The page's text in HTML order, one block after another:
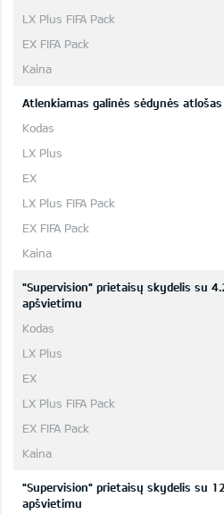
Atlenkiamas galinės sėdynės
"Supervision" prietaisų skydelis su
apšvietimu
"Supervision" prietaisų skydelis su
apšvietimu